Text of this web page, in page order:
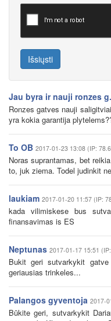
Išsiųsti
Jau byra ir nauji ronzes g.
Ronzes gatves nauji
yra kokia garantija
To OB 2017-01-23 13:08 (IP:
Noras suprantamas, bet
to, juk ziema. Todel judinkit
laukiam 2017-01-20 11:57 (IP:
kada vilimiskese bus
finansavimas is ES
Neptunas 2017-01-17 15:51
Bukit geri sutvarkykit
geriausias trinkeles...
Palangos gyventoja 2017-
Būkite geri, sutvarkykit